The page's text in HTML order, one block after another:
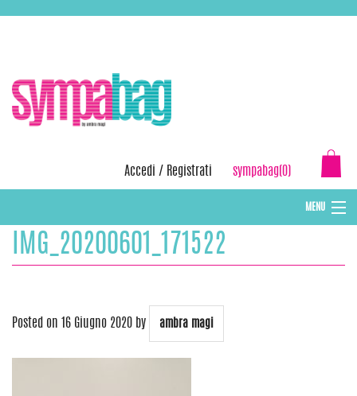
Accedi / Registrati sympabag(0)
MENU
CAPPELLI INVERNALI DONNA
IMG_20200601_171522
Posted on 16 Giugno 2020 by ambra magi